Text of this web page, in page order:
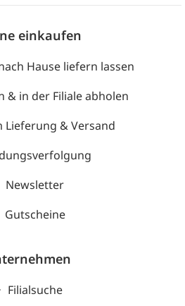
einkaufen
Hause liefern lassen
& in der Filiale abholen
Lieferung & Versand
Newsletter
Gutscheine
Filialsuche